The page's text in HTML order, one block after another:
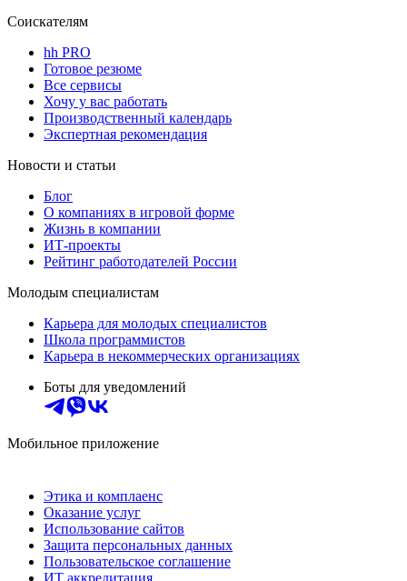
Соискателям
hh PRO
Готовое резюме
Все сервисы
Хочу у вас работать
Производственный календарь
Экспертная рекомендация
Новости и статьи
Блог
О компаниях в игровой форме
Жизнь в компании
ИТ-проекты
Рейтинг работодателей России
Молодым специалистам
Карьера для молодых специалистов
Школа программистов
Карьера в некоммерческих организациях
Боты для уведомлений
Мобильное приложение
Этика и комплаенс
Оказание услуг
Использование сайтов
Защита персональных данных
Пользовательское соглашение